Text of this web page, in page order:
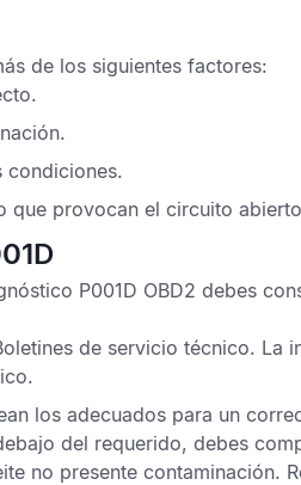
de los siguientes factores:
condiciones.
que provocan el circuito
P001D OBD2 debes
de servicio técnico. La
los adecuados para un
del requerido, debes
no presente contaminación.